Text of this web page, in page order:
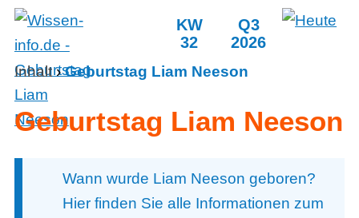
KW
32
Q3
2026
Inhalt›Geburtstag Liam Neeson
Geburtstag Liam Neeson
Wann wurde Liam Neeson geboren?
Hier finden Sie alle Informationen zum